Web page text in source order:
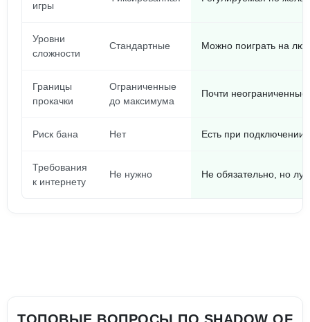
игры
Уровни
сложности
Стандартные Можно поиграть на
Границы
прокачки
Ограниченные
до максимума
Почти
Риск бана Нет Есть при подключении
Требования
к интернету
Не нужно Не обязательно, но